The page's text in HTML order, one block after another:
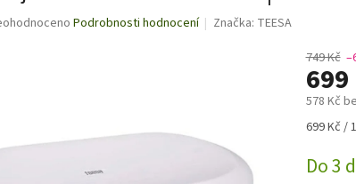
Podrobnosti hodnocení Značka: TEESA
749 Kč
699
578 Kč
Měrná
699 Kč /
Do 3